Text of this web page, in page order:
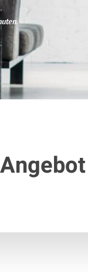
.